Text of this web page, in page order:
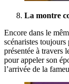
La montre
Encore dans le
scénaristes
présentée à travers
pour appeler son
l’arrivée de la